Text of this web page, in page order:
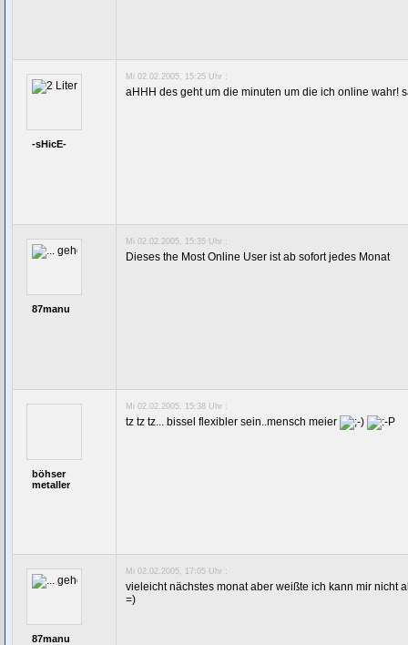
-sHicE-
Mi 02.02.2005, 15:25 Uhr :
aHHH des geht um die minuten um die ich online wahr!
87manu
Mi 02.02.2005, 15:35 Uhr :
Dieses the Most Online User ist ab sofort jedes Monat
böhser
metaller
Mi 02.02.2005, 15:38 Uhr :
tz tz tz... bissel flexibler sein..mensch meier
87manu
Mi 02.02.2005, 17:05 Uhr :
vieleicht nächstes monat aber weißte ich kann mir nicht
=)